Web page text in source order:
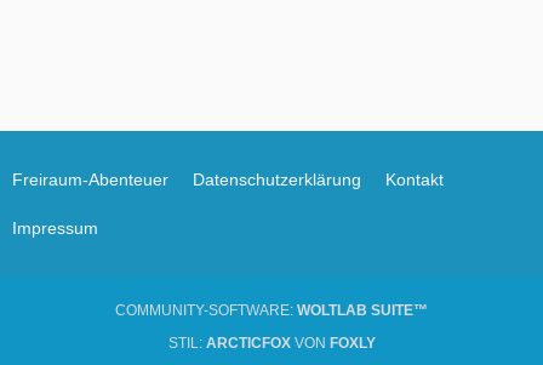
Freiraum-Abenteuer Datenschutzerklärung Kontakt
Impressum
COMMUNITY-SOFTWARE: WOLTLAB SUITE™
STIL: ARCTICFOXVON FOXLY